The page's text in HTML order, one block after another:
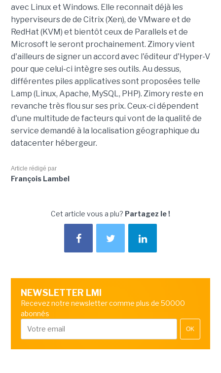
avec Linux et Windows. Elle reconnait déjà les
hyperviseurs de de Citrix (Xen), de VMware et de
RedHat (KVM) et bientôt ceux de Parallels et de
Microsoft le seront prochainement. Zimory vient
d'ailleurs de signer un accord avec l'éditeur d'Hyper-V
pour que celui-ci intègre ses outils. Au dessus,
différentes piles applicatives sont proposées telle
Lamp (Linux, Apache, MySQL, PHP). Zimory reste en
revanche très flou sur ses prix. Ceux-ci dépendent
d'une multitude de facteurs qui vont de la qualité de
service demandé à la localisation géographique du
datacenter hébergeur.
Article rédigé par
François Lambel
Cet article vous a plu? Partagez le !
NEWSLETTER LMI
Recevez notre newsletter comme plus de 50000
abonnés
OK